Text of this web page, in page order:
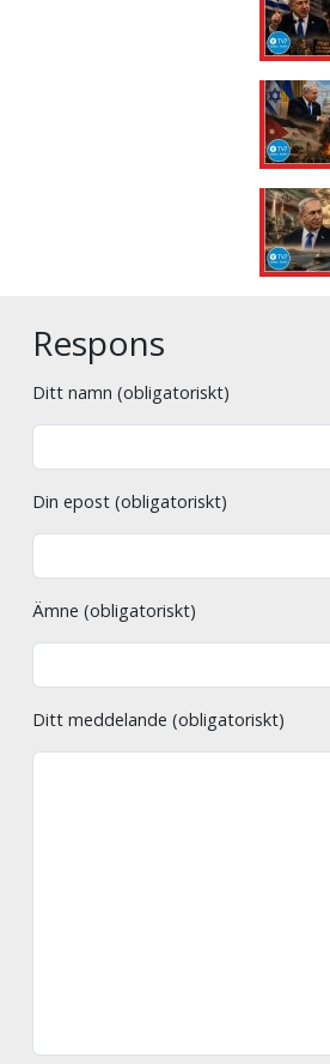
Respons
Ditt namn (obligatoriskt)
Din epost (obligatoriskt)
Ämne (obligatoriskt)
Ditt meddelande (obligatoriskt)